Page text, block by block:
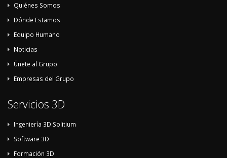
Quiénes Somos
Dónde Estamos
Equipo Humano
Noticias
Únete al Grupo
Empresas del Grupo
Servicios 3D
Ingeniería 3D Solitium
Software 3D
Formación 3D